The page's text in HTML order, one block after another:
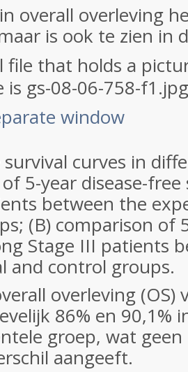
overall overleving
is ook te zien in
window
survival curves in
5-year disease-
between the
(B) comparison of
Stage III patients
and control groups.
overleving
86% en 90,1%
groep, wat
aangeeft.